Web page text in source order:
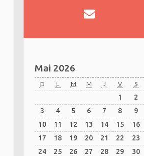
Mai 2026
D L M M J V S
1
2
3
4 5 6 7 8
9
10
11 12 13 14 15
16
17
18 19 20 21 22
23
24
25 26 27 28 29
30